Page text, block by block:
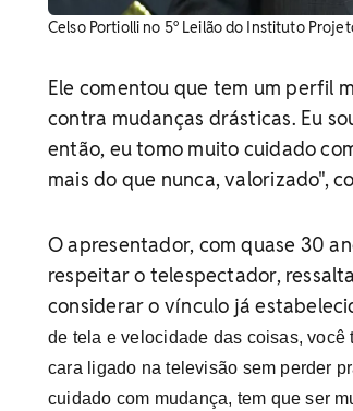
Celso Portiolli no 5º Leilão do Instituto
Ele comentou que tem um perfil
contra mudanças drásticas. Eu
então, eu tomo muito cuidado
mais do que nunca, valorizado",
O apresentador, com quase 30
respeitar o telespectador,
considerar o vínculo já
de tela e velocidade das coisas,
cara ligado na televisão sem perder
cuidado com mudança, tem que ser